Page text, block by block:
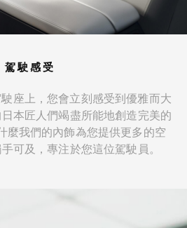
駕駛感受
座上，您會立刻感受到優雅而大
本匠人們竭盡所能地創造完美的
麼我們的內飾為您提供更多的空
可及，專注於您這位駕駛員。